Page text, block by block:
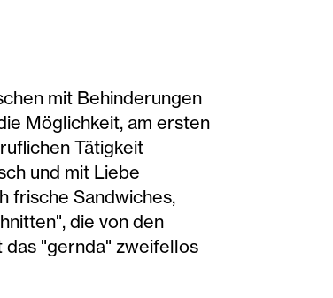
mit Behinderungen
Möglichkeit, am ersten
Tätigkeit
und mit Liebe
frische Sandwiches,
die von den
"gernda" zweifellos